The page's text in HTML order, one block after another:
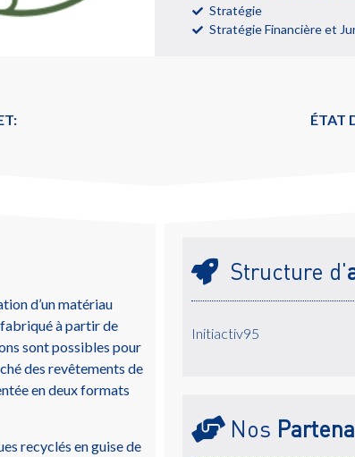
Stratégie
Stratégie Financière et
ÉTAT
d’un matériau
à partir de
sont possibles pour
des revêtements de
en deux formats
recyclés en guise de
Structure d'
Initiactiv95
Nos